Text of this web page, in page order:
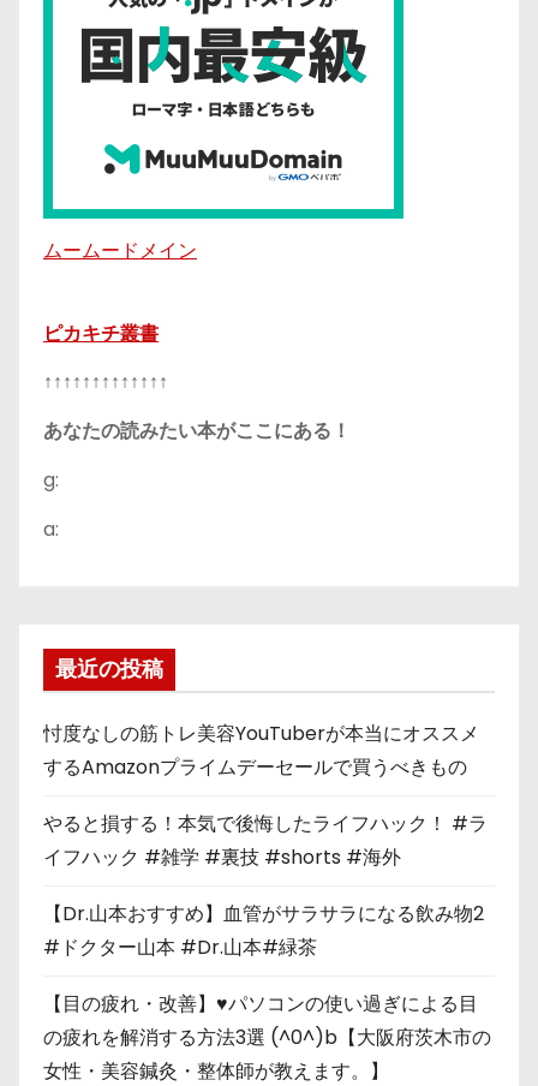
ムームードメイン
ピカキチ叢書
↑↑↑↑↑↑↑↑↑↑↑↑↑
あなたの読みたい本がここにある！
g:
a:
最近の投稿
忖度なしの筋トレ美容YouTuberが本当にオススメ
するAmazonプライムデーセールで買うべきもの
やると損する！本気で後悔したライフハック！ #ラ
イフハック #雑学 #裏技 #shorts #海外
【Dr.山本おすすめ】血管がサラサラになる飲み物2
#ドクター山本 #Dr.山本#緑茶
【目の疲れ・改善】♥パソコンの使い過ぎによる目
の疲れを解消する方法3選 (^0^)b【大阪府茨木市の
女性・美容鍼灸・整体師が教えます。】